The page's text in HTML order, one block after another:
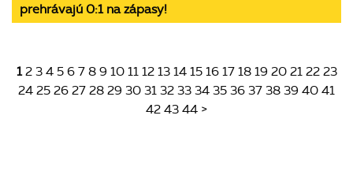
prehrávajú 0:1 na zápasy!
1 2 3 4 5 6 7 8 9 10 11 12 13 14 15 16 17 18 19 20 21 22 23
24 25 26 27 28 29 30 31 32 33 34 35 36 37 38 39 40 41
42 43 44 >